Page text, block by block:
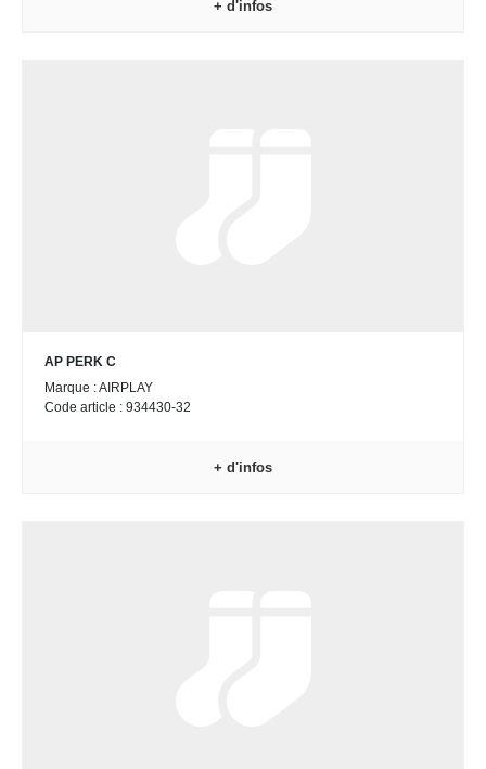
+ d'infos
AP PERK C
Marque : AIRPLAY
Code article : 934430-32
+ d'infos